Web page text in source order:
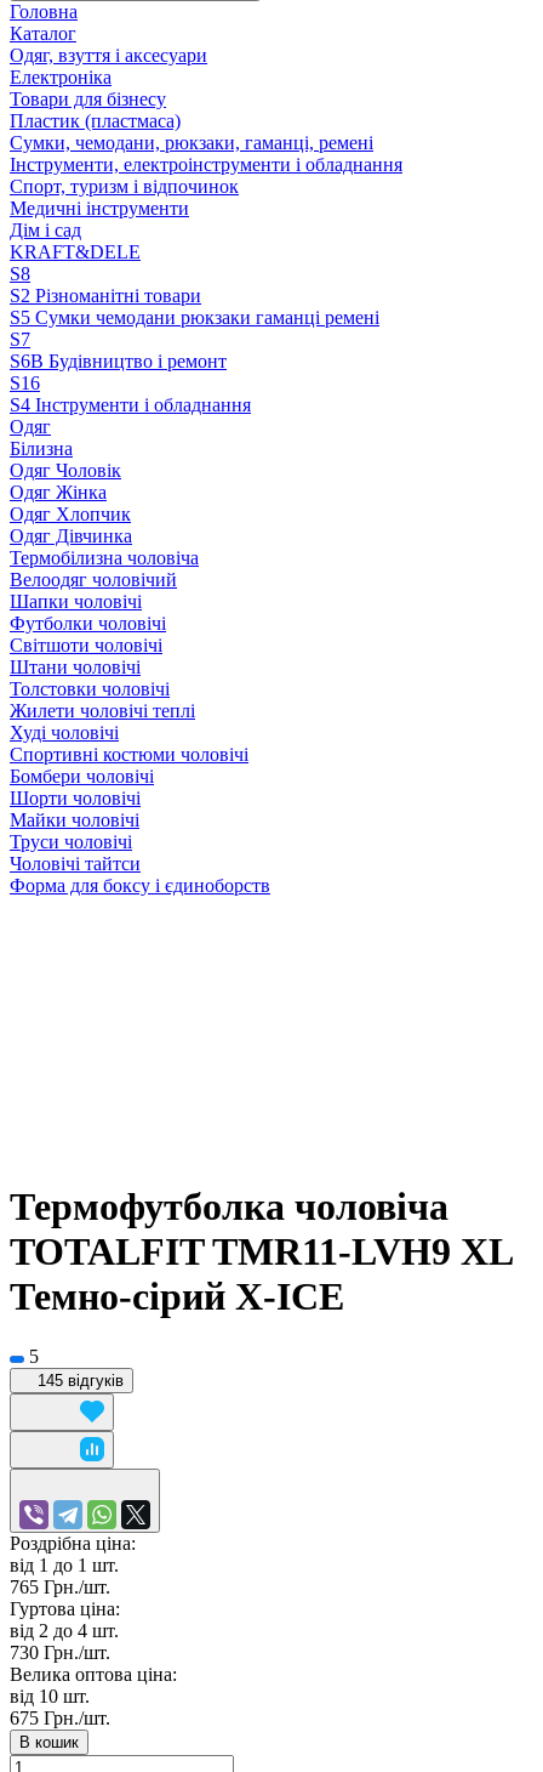
Головна
Каталог
Одяг, взуття і аксесуари
Електроніка
Товари для бізнесу
Пластик (пластмаса)
Сумки, чемодани, рюкзаки, гаманці, ремені
Інструменти, електроінструменти і обладнання
Спорт, туризм і відпочинок
Медичні інструменти
Дім і сад
KRAFT&DELE
S8
S2 Різноманітні товари
S5 Сумки чемодани рюкзаки гаманці ремені
S7
S6B Будівництво і ремонт
S16
S4 Інструменти і обладнання
Одяг
Білизна
Одяг Чоловік
Одяг Жінка
Одяг Хлопчик
Одяг Дівчинка
Термобілизна чоловіча
Велоодяг чоловічий
Шапки чоловічі
Футболки чоловічі
Світшоти чоловічі
Штани чоловічі
Толстовки чоловічі
Жилети чоловічі теплі
Худі чоловічі
Спортивні костюми чоловічі
Бомбери чоловічі
Шорти чоловічі
Майки чоловічі
Труси чоловічі
Чоловічі тайтси
Форма для боксу і єдиноборств
Термофутболка чоловіча
TOTALFIT TMR11-LVH9 XL
Темно-сірий X-ICE
5
145 відгуків
Роздрібна ціна:
від 1 до 1 шт.
765 Грн./шт.
Гуртова ціна:
від 2 до 4 шт.
730 Грн./шт.
Велика оптова ціна:
від 10 шт.
675 Грн./шт.
В кошик